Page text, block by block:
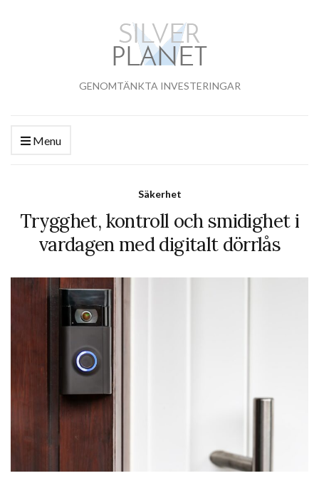
GENOMTÄNKTA INVESTERINGAR
Menu
Säkerhet
Trygghet, kontroll och smidighet i
vardagen med digitalt dörrlås